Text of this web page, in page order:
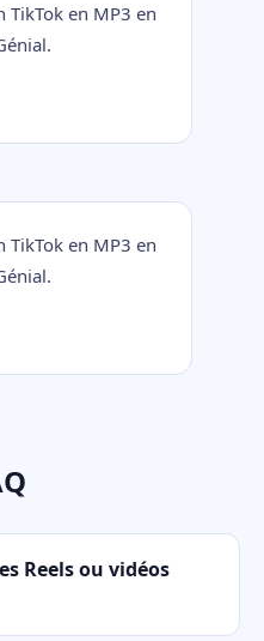
TikTok en MP3 en
TikTok en MP3 en
Reels ou vidéos